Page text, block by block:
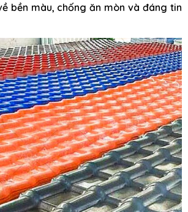
bền màu, chống ăn mòn và đáng tin